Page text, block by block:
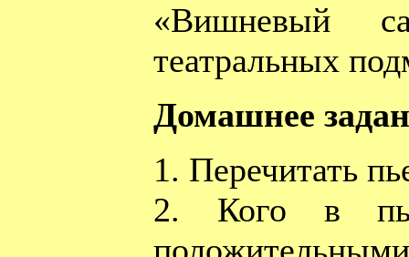
«Вишневый
театральных
Домашнее
1. Перечитать
2. Кого в